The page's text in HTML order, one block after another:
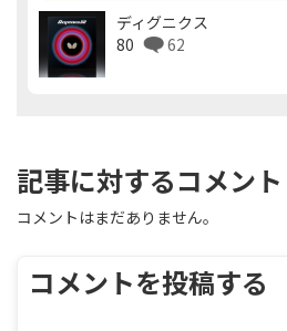
ディグニクス
80
62
記事に対するコメント
コメントはまだありません。
コメントを投稿する